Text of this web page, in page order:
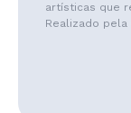
artísticas que
Realizado pela